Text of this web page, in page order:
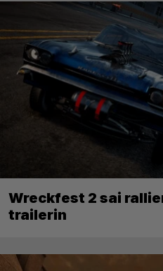
Wreckfest 2 sai
trailerin